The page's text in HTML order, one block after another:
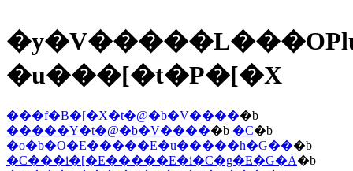
�u���[�t�P�[�X
���f�B�[�X�t�@�b�V�����b
�����Y�t�@�b�V�����b �C�b
�o�b�O�E�����E�u�����h�G���b
�C���i�[�E�����E�i�C�g�E�G�A�b